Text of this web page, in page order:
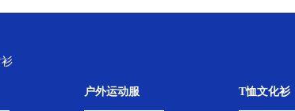
户外运动服 T恤文化衫